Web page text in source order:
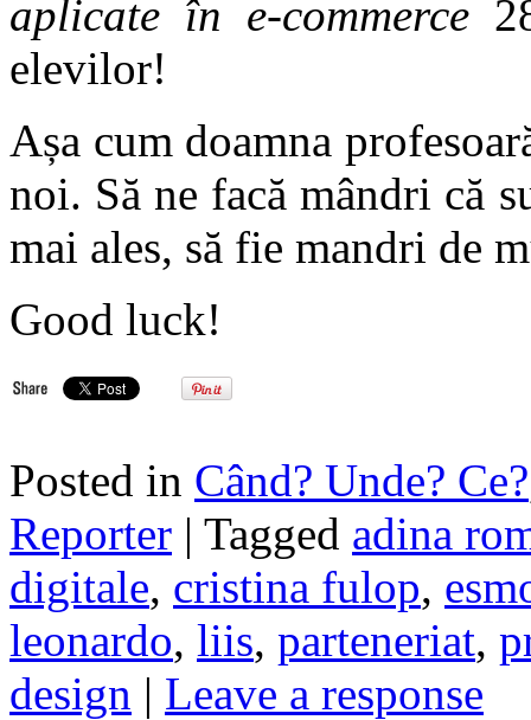
aplicate în e-commerce
elevilor!
Așa cum doamna
noi. Să ne facă mândri că
mai ales, să fie mandri de
Good luck!
Posted in Când? Unde? Ce?
Reporter | Tagged adina
digitale, cristina fulop,
leonardo, liis, parteneriat,
design | Leave a response